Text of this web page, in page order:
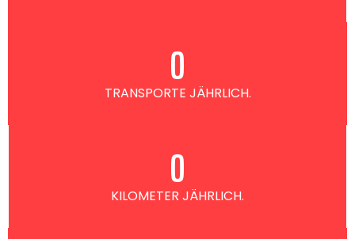
TRANSPORTE JÄHRLICH.
0
KILOMETER JÄHRLICH.
0